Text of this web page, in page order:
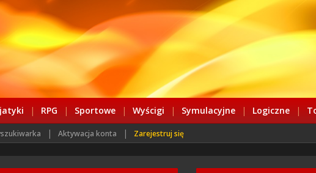
| RPG | Sportowe | Wyścigi | Symulacyjne | Logiczne |
| Aktywacja konta | Zarejestruj się